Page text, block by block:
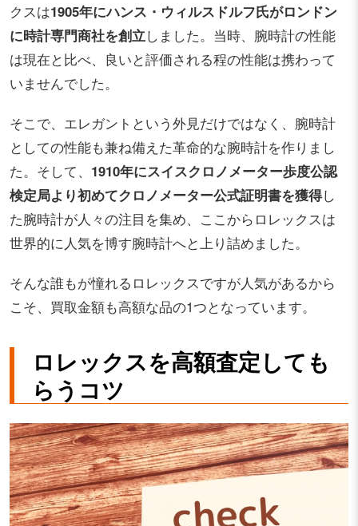
クスは1905年にハンス・ウィルスドルフ氏がロンドン
に時計専門商社を創立しました。当時、腕時計の性能
は現在と比べ、良いと評価される程の性能は携わって
いませんでした。
そこで、エレガントという外見だけではなく、腕時計
としての性能も兼ね備えた革命的な腕時計を作りまし
た。そして、 1910年にスイスクロノメーター歩度公認
検定局より初めてクロノメーター公式証明書を獲得し
た腕時計が人々の注目を集め、ここからロレックスは
世界的に人気を博す腕時計へと上り詰めました。
そんな誰もが憧れるロレックスですが人気があるから
こそ、買取金額も高額な品の1つとなっています。
ロレックスを高額査定しても
らうコツ